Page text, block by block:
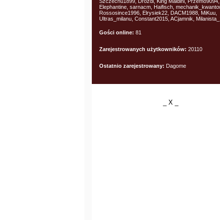
Elephantine, sarnacm, Haifisch,
Rossosince1996, Elrysiek22, DACM1988, MiKuu,
Ultras_milanu, Constant2015, ACjamnik,
Gości online: 81
Zarejestrowanych użytkowników: 20110
Ostatnio zarejestrowany: Dagome
_ X _